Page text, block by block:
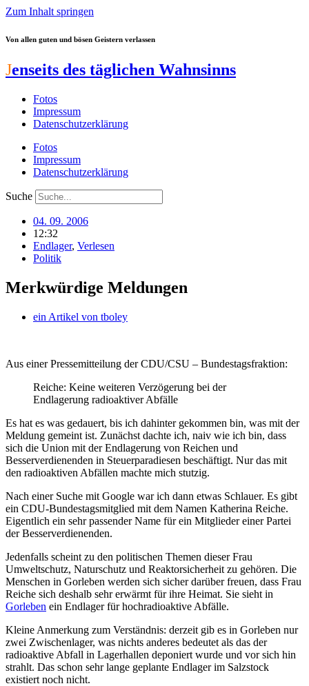
Zum Inhalt springen
Von allen guten und bösen Geistern verlassen
Jenseits des täglichen Wahnsinns
Fotos
Impressum
Datenschutzerklärung
Fotos
Impressum
Datenschutzerklärung
Suche
04. 09. 2006
12:32
Endlager, Verlesen
Politik
Merkwürdige Meldungen
ein Artikel von tboley
Aus einer Pressemitteilung der CDU/CSU – Bundestagsfraktion:
Reiche: Keine weiteren Verzögerung bei der
Endlagerung radioaktiver Abfälle
Es hat es was gedauert, bis ich dahinter gekommen bin, was mit der
Meldung gemeint ist. Zunächst dachte ich, naiv wie ich bin, dass
sich die Union mit der Endlagerung von Reichen und
Besserverdienenden in Steuerparadiesen beschäftigt. Nur das mit
den radioaktiven Abfällen machte mich stutzig.
Nach einer Suche mit Google war ich dann etwas Schlauer. Es gibt
ein CDU-Bundestagsmitglied mit dem Namen Katherina Reiche.
Eigentlich ein sehr passender Name für ein Mitglieder einer Partei
der Besserverdienenden.
Jedenfalls scheint zu den politischen Themen dieser Frau
Umweltschutz, Naturschutz und Reaktorsicherheit zu gehören. Die
Menschen in Gorleben werden sich sicher darüber freuen, dass Frau
Reiche sich deshalb sehr erwärmt für ihre Heimat. Sie sieht in
Gorleben ein Endlager für hochradioaktive Abfälle.
Kleine Anmerkung zum Verständnis: derzeit gib es in Gorleben nur
zwei Zwischenlager, was nichts anderes bedeutet als das der
radioaktive Abfall in Lagerhallen deponiert wurde und vor sich hin
strahlt. Das schon sehr lange geplante Endlager im Salzstock
existiert noch nicht.